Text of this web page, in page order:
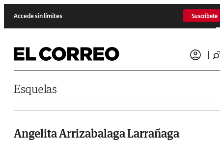
Accede sin límites Suscríbete
Esquelas
Angelita Arrizabalaga Larrañaga